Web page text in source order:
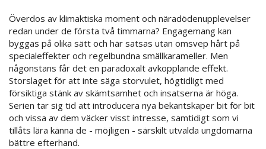
Överdos av klimaktiska moment och näradödenupplevelser
redan under de första två timmarna? Engagemang kan
byggas på olika sätt och här satsas utan omsvep hårt på
specialeffekter och regelbundna smällkarameller. Men
någonstans får det en paradoxalt avkopplande effekt.
Storslaget för att inte säga storvulet, högtidligt med
försiktiga stänk av skämtsamhet och insatserna är höga.
Serien tar sig tid att introducera nya bekantskaper bit för bit
och vissa av dem väcker visst intresse, samtidigt som vi
tillåts lära känna de - möjligen - särskilt utvalda ungdomarna
bättre efterhand.